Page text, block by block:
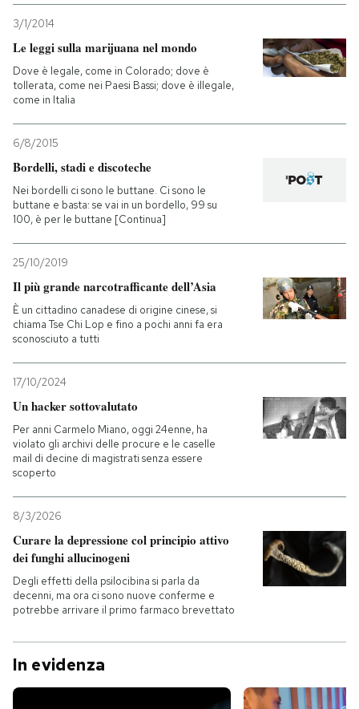
3/1/2014
Le leggi sulla marijuana nel mondo
Dove è legale, come in Colorado; dove è
tollerata, come nei Paesi Bassi; dove è illegale,
come in Italia
6/8/2015
Bordelli, stadi e discoteche
Nei bordelli ci sono le buttane. Ci sono le
buttane e basta: se vai in un bordello, 99 su
100, è per le buttane [Continua]
25/10/2019
Il più grande narcotrafficante dell’Asia
È un cittadino canadese di origine cinese, si
chiama Tse Chi Lop e fino a pochi anni fa era
sconosciuto a tutti
17/10/2024
Un hacker sottovalutato
Per anni Carmelo Miano, oggi 24enne, ha
violato gli archivi delle procure e le caselle
mail di decine di magistrati senza essere
scoperto
8/3/2026
Curare la depressione col principio attivo
dei funghi allucinogeni
Degli effetti della psilocibina si parla da
decenni, ma ora ci sono nuove conferme e
potrebbe arrivare il primo farmaco brevettato
In evidenza